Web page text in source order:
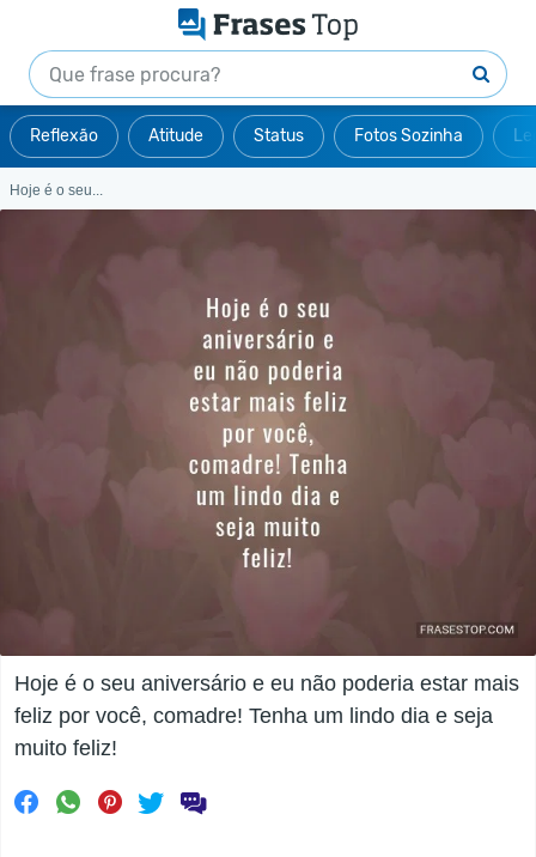
Reflexão Atitude Status Fotos Sozinha
Hoje é o seu...
Hoje é o seu aniversário e eu não poderia estar mais
feliz por você, comadre! Tenha um lindo dia e seja
muito feliz!